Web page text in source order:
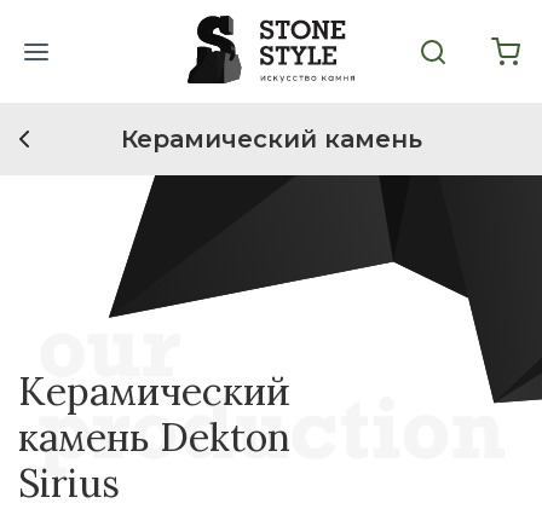
Керамический камень
Керамический
камень Dekton
Sirius